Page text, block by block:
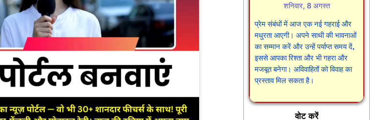
शनिवार, 8 अगस्त
प्रेम संबंधों में आज एक नई गहराई और
मधुरता आएगी। अपने साथी की भावनाओं
का सम्मान करें और उन्हें पर्याप्त समय दें,
इससे आपका रिश्ता और भी गहरा और
मजबूत बनेगा। अविवाहितों को विवाह का
प्रस्ताव मिल सकता है।
वोट करें